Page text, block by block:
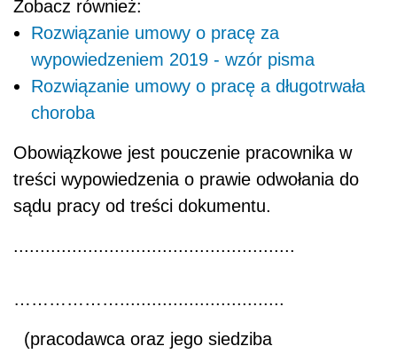
Zobacz również:
Rozwiązanie umowy o pracę za
wypowiedzeniem 2019 - wzór pisma
Rozwiązanie umowy o pracę a długotrwała
choroba
Obowiązkowe jest pouczenie pracownika w
treści wypowiedzenia o prawie odwołania do
sądu pracy od treści dokumentu.
.....................................................
………………...............................
(pracodawca oraz jego siedziba